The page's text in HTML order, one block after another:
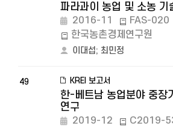
파라과이 농업 및 소농 기
2016-11
FAS-020
한국농촌경제연구원
이대섭; 최민정
49 KREI 보고서
한-베트남 농업분야 중장
연구
2019-12
C2019-